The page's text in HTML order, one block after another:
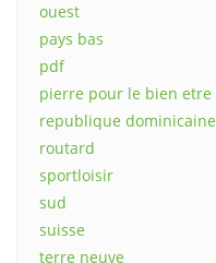
ouest
pays bas
pdf
pierre pour le bien etre
republique dominicaine
routard
sportloisir
sud
suisse
terre neuve